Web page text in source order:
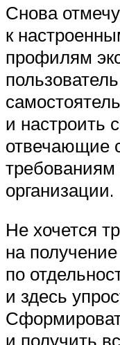
Снова
к
профилям
и настроить
отвечающие
требованиям
организации.
Не хочется
на
по
и здесь
и получить